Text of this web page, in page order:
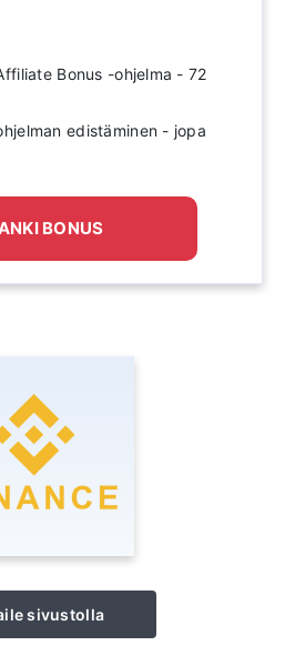
Bonus -ohjelma - 72
edistäminen - jopa
BONUS
sivustolla